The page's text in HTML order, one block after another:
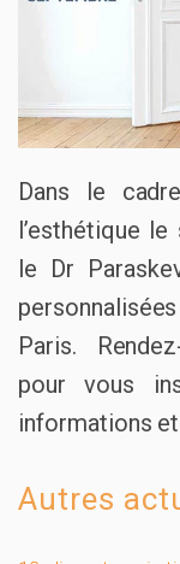
Dans le
l’esthétique
le Dr
Paris.
pour vous
informations
Autres